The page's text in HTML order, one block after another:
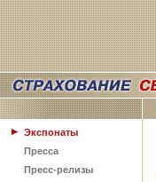
Экспонаты
Пресса
Пресс-релизы